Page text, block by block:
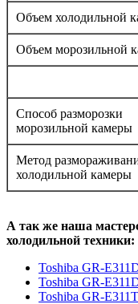
Объем холодильной
Объем морозильной
Способ разморозки
морозильной камеры
Метод
холодильной камеры
А так же наша
холодильной техники:
Toshiba GR-
Toshiba GR-
Toshiba GR-